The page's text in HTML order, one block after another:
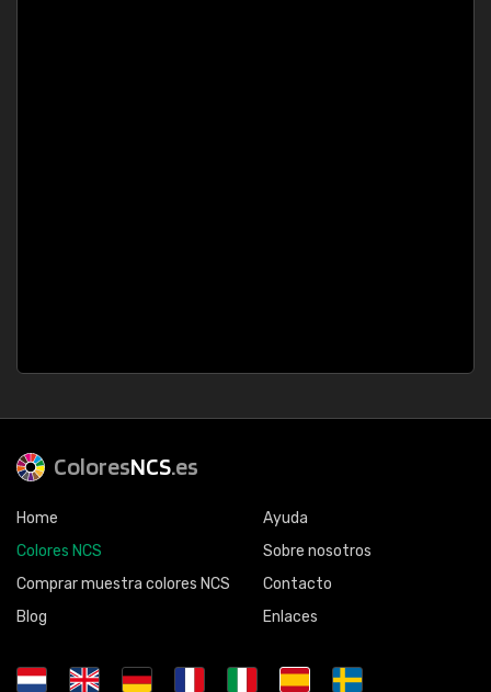
ColoresNCS.es
Home
Colores NCS
Comprar muestra colores NCS
Blog
Ayuda
Sobre nosotros
Contacto
Enlaces